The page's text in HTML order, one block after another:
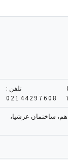
تلفن :
02144297608
ساختمان عرشیا،